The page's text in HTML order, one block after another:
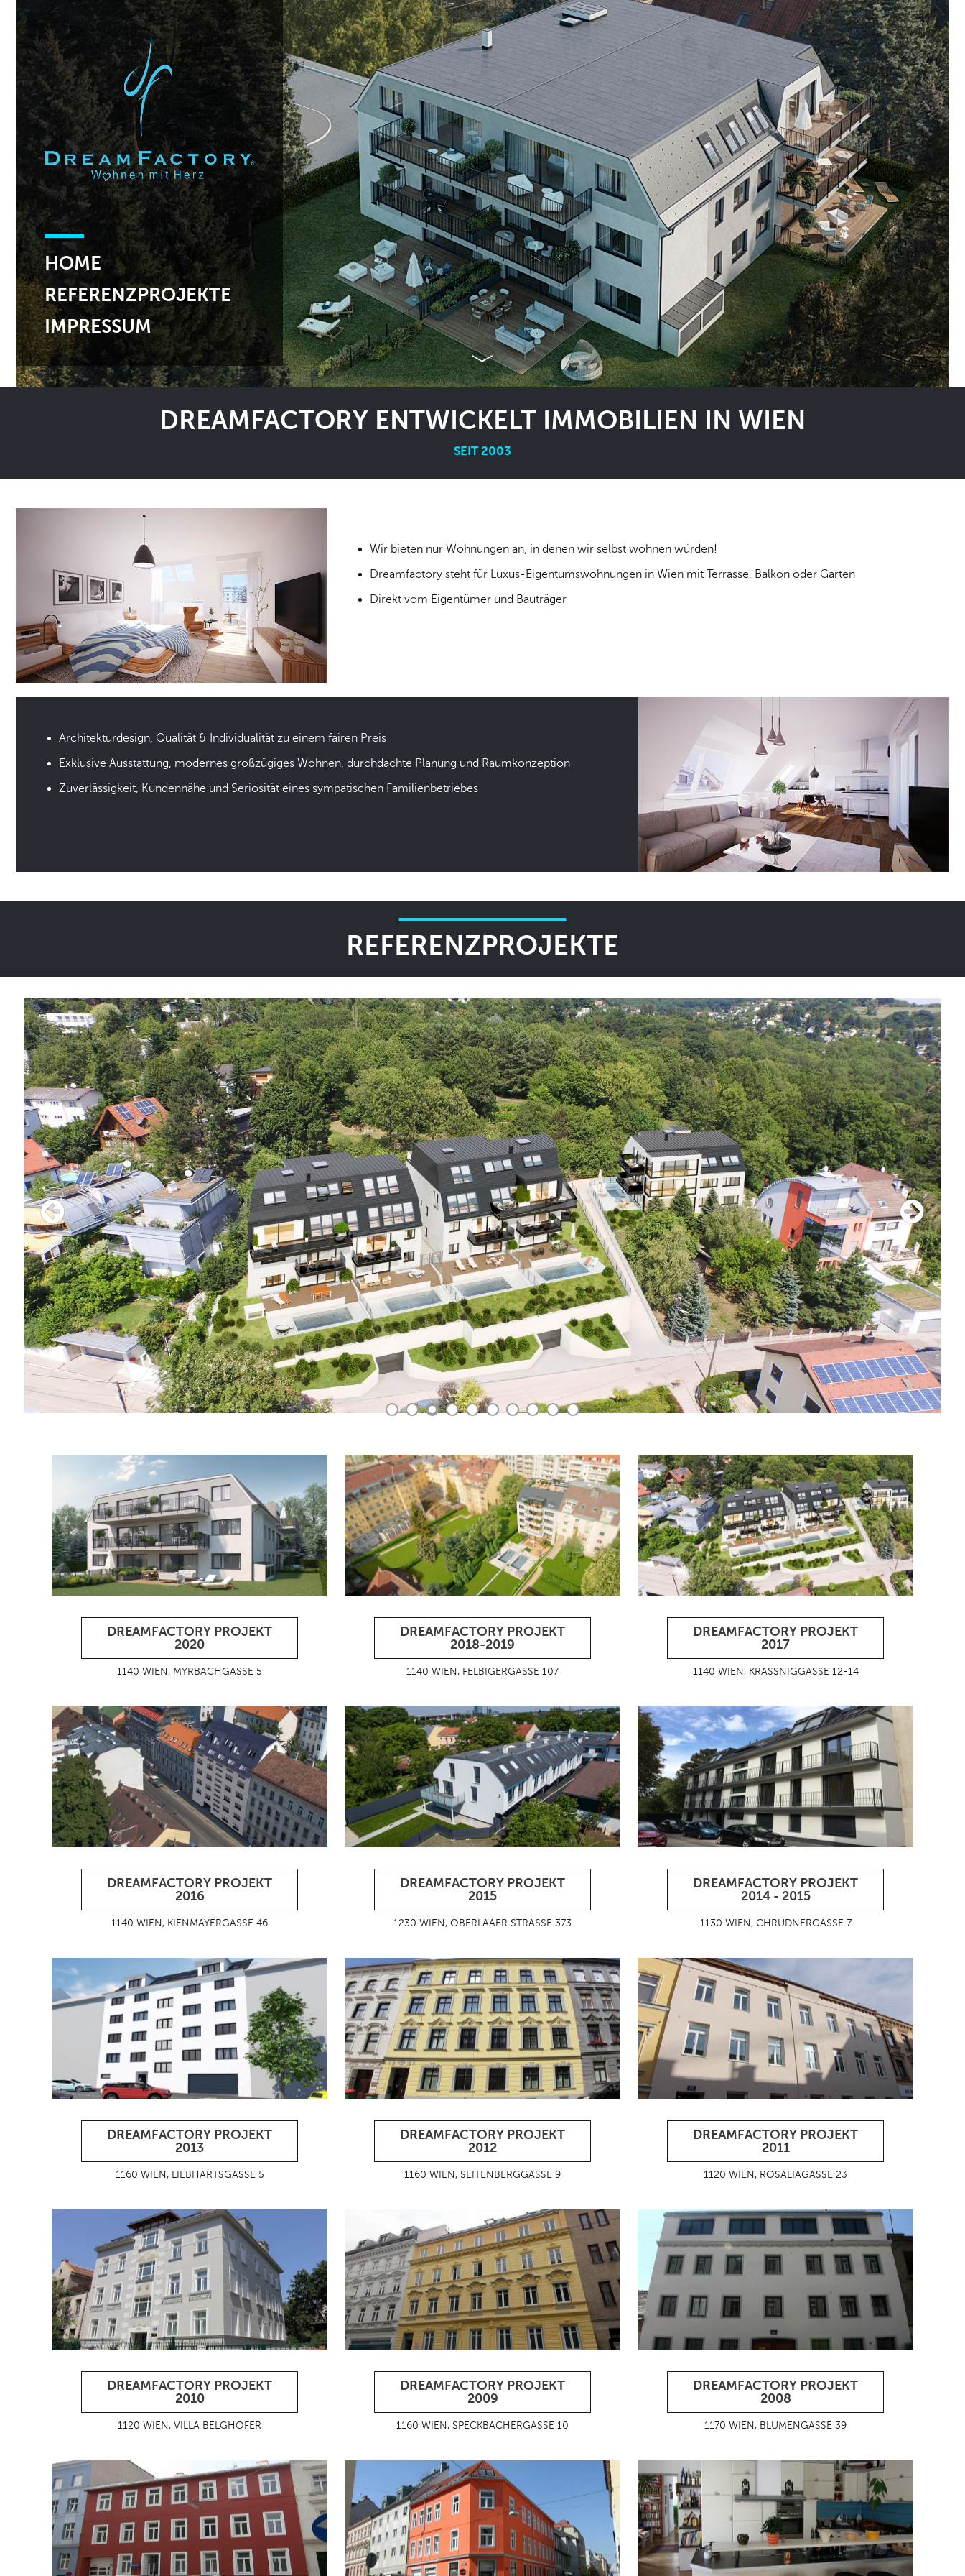
HOME
REFERENZPROJEKTE
IMPRESSUM
DREAMFACTORY ENTWICKELT IMMOBILIEN IN WIEN
SEIT 2003
Wir bieten nur Wohnungen an, in denen wir selbst wohnen würden!
Dreamfactory steht für Luxus-Eigentumswohnungen in Wien mit Terrasse, Balkon oder Garten
Direkt vom Eigentümer und Bauträger
Architekturdesign, Qualität & Individualität zu einem fairen Preis
Exklusive Ausstattung, modernes großzügiges Wohnen, durchdachte Planung und Raumkonzeption
Zuverlässigkeit, Kundennähe und Seriosität eines sympatischen Familienbetriebes
REFERENZPROJEKTE
DREAMFACTORY PROJEKT
2020
1140 WIEN, MYRBACHGASSE 5
DREAMFACTORY PROJEKT
2018-2019
1140 WIEN, FELBIGERGASSE 107
DREAMFACTORY PROJEKT
2017
1140 WIEN, KRASSNIGGASSE 12-14
DREAMFACTORY PROJEKT
2016
1140 WIEN, KIENMAYERGASSE 46
DREAMFACTORY PROJEKT
2015
1230 WIEN, OBERLAAER STRASSE 373
DREAMFACTORY PROJEKT
2014 - 2015
1130 WIEN, CHRUDNERGASSE 7
DREAMFACTORY PROJEKT
2013
1160 WIEN, LIEBHARTSGASSE 5
DREAMFACTORY PROJEKT
2012
1160 WIEN, SEITENBERGGASSE 9
DREAMFACTORY PROJEKT
2011
1120 WIEN, ROSALIAGASSE 23
DREAMFACTORY PROJEKT
2010
1120 WIEN, VILLA BELGHOFER
DREAMFACTORY PROJEKT
2009
1160 WIEN, SPECKBACHERGASSE 10
DREAMFACTORY PROJEKT
2008
1170 WIEN, BLUMENGASSE 39